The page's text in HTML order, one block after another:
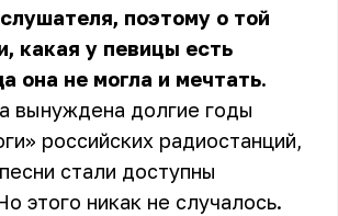
поэтому о той
какая у певицы есть
она не могла и мечтать.
вынуждена долгие годы
российских радиостанций,
стали доступны
этого никак не случалось.